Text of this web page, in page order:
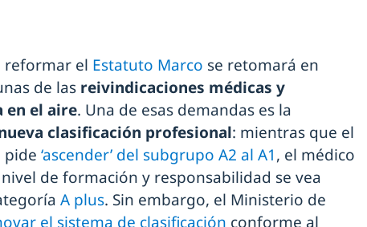
reformar el Estatuto Marco se retomará en
de las reivindicaciones médicas y
en el aire. Una de esas demandas es la
clasificación profesional: mientras que el
pide ‘ascender’ del subgrupo A2 al A1, el médico
de formación y responsabilidad se vea
A plus. Sin embargo, el Ministerio de
el sistema de clasificación conforme al